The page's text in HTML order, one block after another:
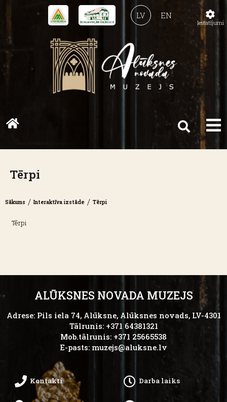
EN
LV
Tērpi
Sākums / Interaktīva izstāde / Tērpi
Tērpi
ALŪKSNES NOVADA MUZEJS
Adrese: Pils iela 74, Alūksne, Alūksnes novads, LV-4301
Tālrunis: +371 64381321
Mob.tālrunis: +371 25665538
E-pasts: muzejs@aluksne.lv
Kontakti Darba laiks
Iestatījumi